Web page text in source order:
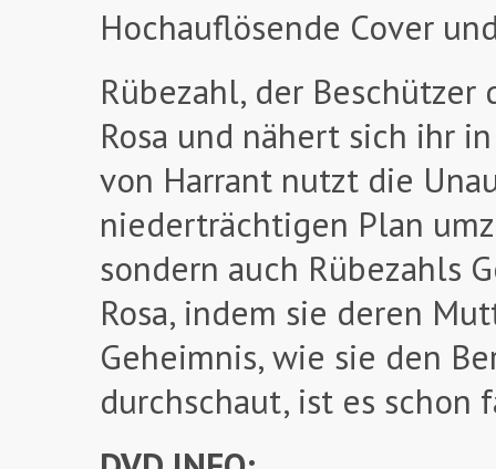
Hochauflösende Cover
Rübezahl, der
Rosa und nähert sich ihr
von Harrant nutzt die
niederträchtigen Plan
sondern auch Rübezahls
Rosa, indem sie deren
Geheimnis, wie sie den
durchschaut, ist es schon